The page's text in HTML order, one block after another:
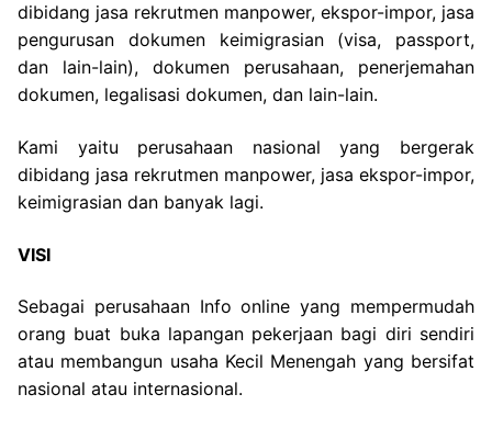
dibidang jasa rekrutmen manpower, ekspor-impor, jasa
pengurusan dokumen keimigrasian (visa, passport,
dan lain-lain), dokumen perusahaan, penerjemahan
dokumen, legalisasi dokumen, dan lain-lain.
Kami yaitu perusahaan nasional yang bergerak
dibidang jasa rekrutmen manpower, jasa ekspor-impor,
keimigrasian dan banyak lagi.
VISI
Sebagai perusahaan Info online yang mempermudah
orang buat buka lapangan pekerjaan bagi diri sendiri
atau membangun usaha Kecil Menengah yang bersifat
nasional atau internasional.